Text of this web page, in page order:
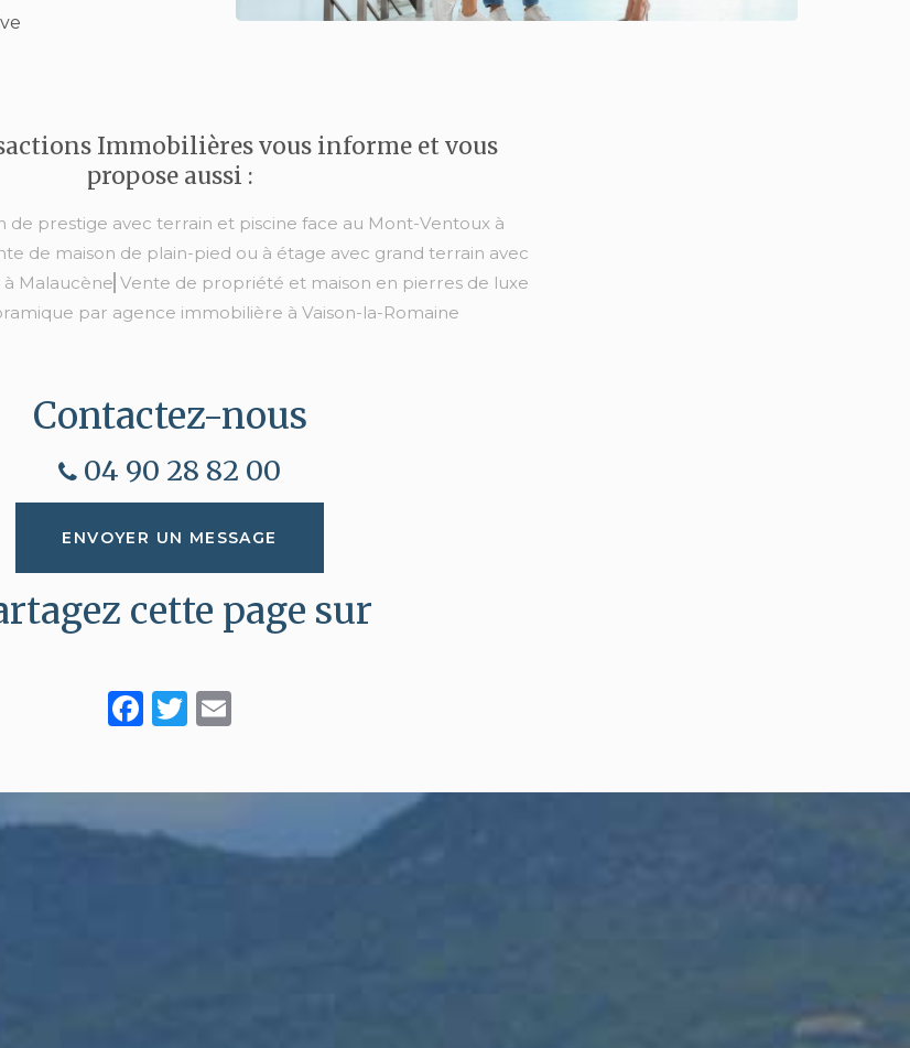
Immobilières vous informe et vous
propose aussi :
de prestige avec terrain et piscine face au Mont-Ventoux à
de maison de plain-pied ou à étage avec grand terrain avec
Malaucène Vente de propriété et maison en pierres de luxe
par agence immobilière à Vaison-la-Romaine
Contactez-nous
04 90 28 82 00
ENVOYER UN MESSAGE
cette page sur
Facebook
Twitter